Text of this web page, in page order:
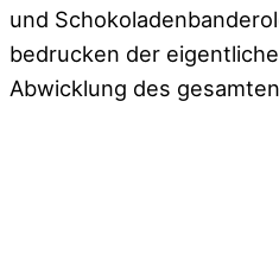
und
bedrucken der
Abwicklung des